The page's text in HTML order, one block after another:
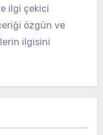
ilgi çekici
özgün ve
ilgisini